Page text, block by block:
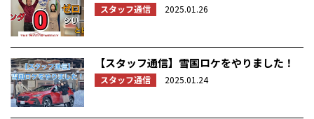
スタッフ通信 2025.01.26
【スタッフ通信】雪国ロケをやりました！
スタッフ通信 2025.01.24